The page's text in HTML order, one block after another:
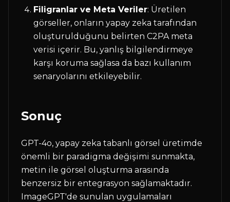
Filigranlar ve Meta Veriler: Üretilen
görseller, onların yapay zeka tarafından
oluşturulduğunu belirten C2PA meta
verisi içerir. Bu, yanlış bilgilendirmeye
karşı koruma sağlasa da bazı kullanım
senaryolarını etkileyebilir.
Sonuç
GPT-4o, yapay zeka tabanlı görsel üretimde
önemli bir paradigma değişimi sunmakta,
metin ile görsel oluşturma arasında
benzersiz bir entegrasyon sağlamaktadır.
ImageGPT'de sunulan uygulamaları